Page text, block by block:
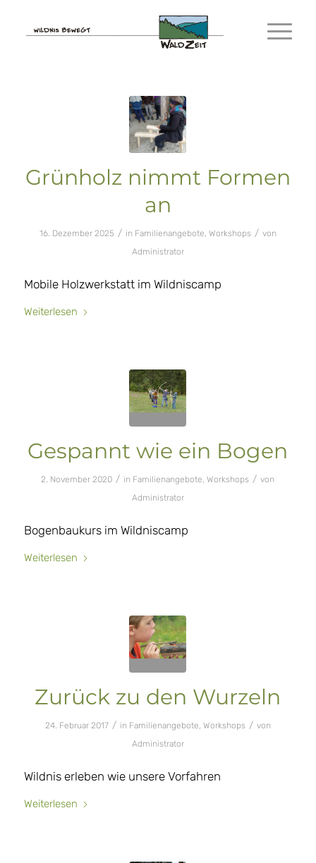
Grünholz nimmt Formen
an
16. Dezember 2025 / in Familienangebote, Workshops / von
Administrator
Mobile Holzwerkstatt im Wildniscamp
Weiterlesen
Gespannt wie ein Bogen
2. November 2020 / in Familienangebote,Workshops / von
Administrator
Bogenbaukurs im Wildniscamp
Weiterlesen
Zurück zu den Wurzeln
24. Februar 2017 / in Familienangebote Workshops / von
Administrator
Wildnis erleben wie unsere Vorfahren
Weiterlesen